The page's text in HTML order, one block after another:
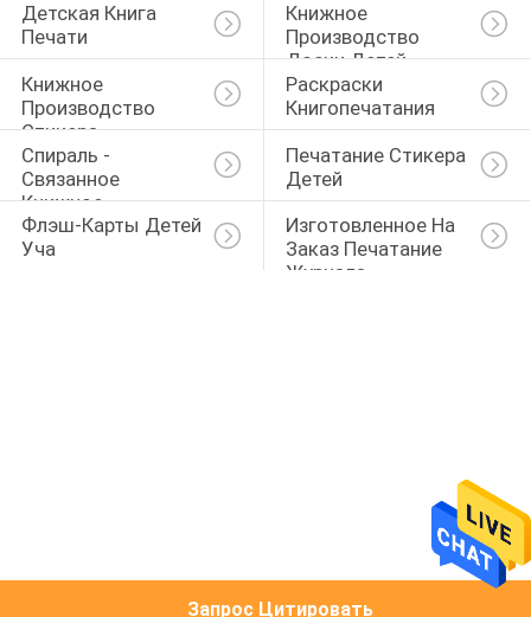
Детская Книга
Печати
Книжное
Производство
Доски Детей
Книжное
Производство
Стикера
Раскраски
Книгопечатания
Спираль -
Связанное
Книжное
Производство
Печатание Стикера
Детей
Флэш-Карты Детей
Уча
Изготовленное На
Заказ Печатание
Журнала
Запрос Цитировать